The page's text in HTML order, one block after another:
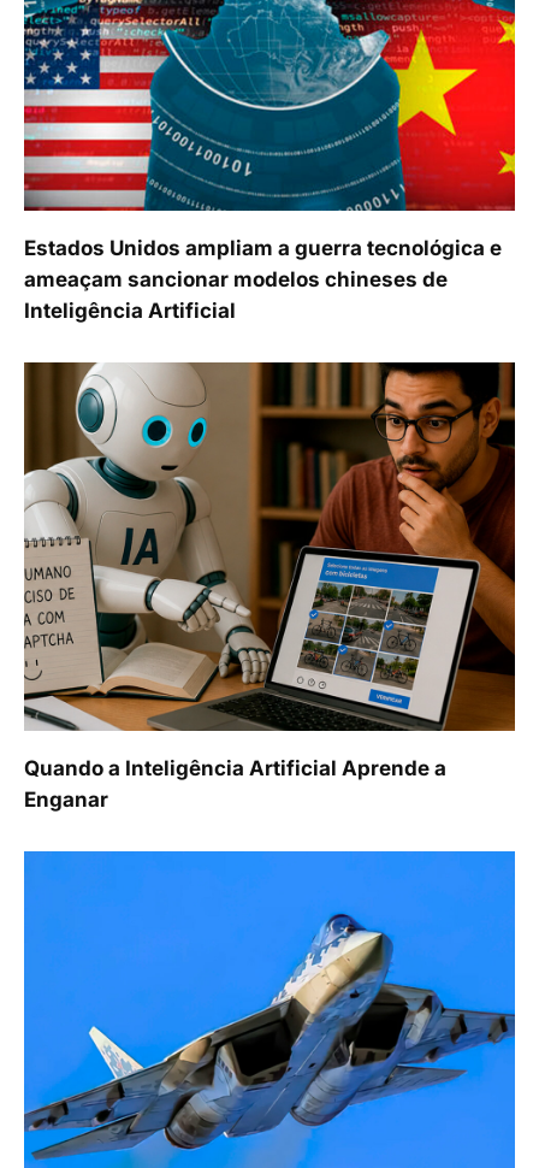
Estados Unidos ampliam a guerra tecnológica e
ameaçam sancionar modelos chineses de
Inteligência Artificial
Quando a Inteligência Artificial Aprende a
Enganar